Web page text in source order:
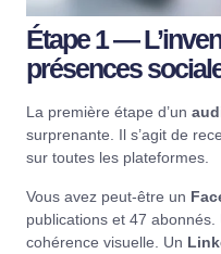
Étape 1 —
présences
La première étape d’un
surprenante. Il s’agit de
sur toutes les plateformes.
Vous avez peut-être un
publications et 47 abonnés.
cohérence visuelle. Un